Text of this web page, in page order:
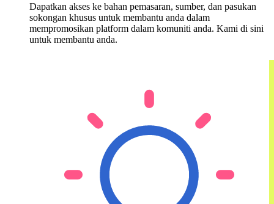
Dapatkan akses ke bahan pemasaran, sumber, dan pasukan
sokongan khusus untuk membantu anda dalam
mempromosikan platform dalam komuniti anda. Kami di sini
untuk membantu anda.